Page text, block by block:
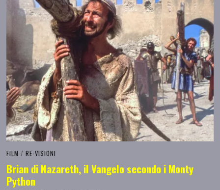
FILM / RE-VISIONI
Brian di Nazareth, il Vangelo secondo i Monty
Python